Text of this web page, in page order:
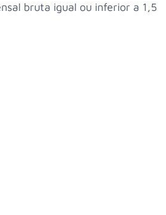
bruta igual ou inferior a 1,5